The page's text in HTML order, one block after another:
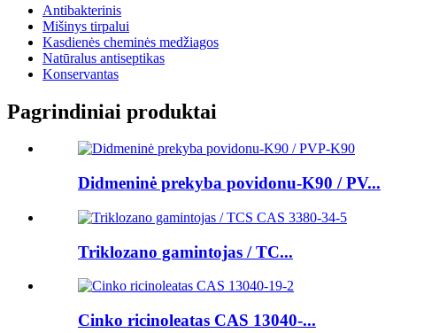
Antibakterinis
Mišinys tirpalui
Kasdienės cheminės medžiagos
Natūralus antiseptikas
Konservantas
Pagrindiniai produktai
Didmeninė prekyba povidonu-K90 / PV...
Triklozano gamintojas / TC...
Cinko ricinoleatas CAS 13040-...